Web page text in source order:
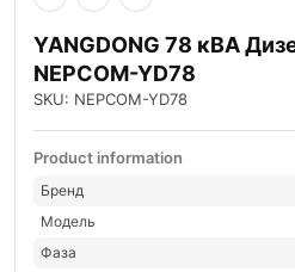
YANGDONG 78 кВА
NEPCOM-YD78
SKU: NEPCOM-YD78
Product information
Бренд
Модель
Фаза